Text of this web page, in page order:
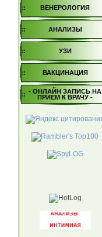
ВЕНЕРОЛОГИЯ
АНАЛИЗЫ
УЗИ
ВАКЦИНАЦИЯ
- ОНЛАЙН ЗАПИСЬ НА
ПРИЕМ К ВРАЧУ -